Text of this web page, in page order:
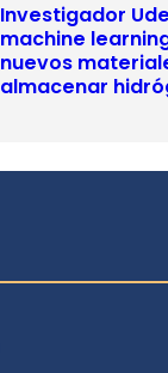
Investigador
machine
nuevos
almacenar